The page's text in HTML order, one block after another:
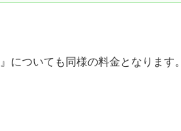
』についても同様の料金となります。